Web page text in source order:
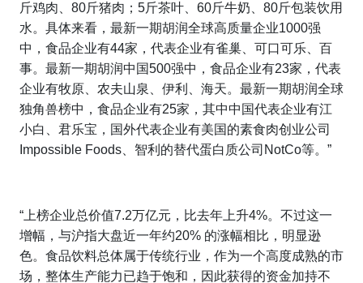
斤鸡肉、80斤猪肉；5斤茶叶、60斤牛奶、80斤包装饮用
水。具体来看，最新一期胡润全球高质量企业1000强
中，食品企业有44家，代表企业有雀巢、可口可乐、百
事。最新一期胡润中国500强中， 食品企业有23家，代表
企业有牧原、农夫山泉、伊利、海天。最新一期胡润全球
独角兽榜中，食品企业有25家，其中中国代表企业有江
小白、君乐宝，国外代表企业有美国的素食肉创业公司
Impossible Foods、智利的替代蛋白质公司NotCo等。”
“上榜企业总价值7.2万亿元，比去年上升4%。不过这一
增幅，与沪指大盘近一年约20% 的涨幅相比，明显逊
色。食品饮料总体属于传统行业，作为一个高度成熟的市
场，整体生产能力已趋于饱和，因此获得的资金加持不